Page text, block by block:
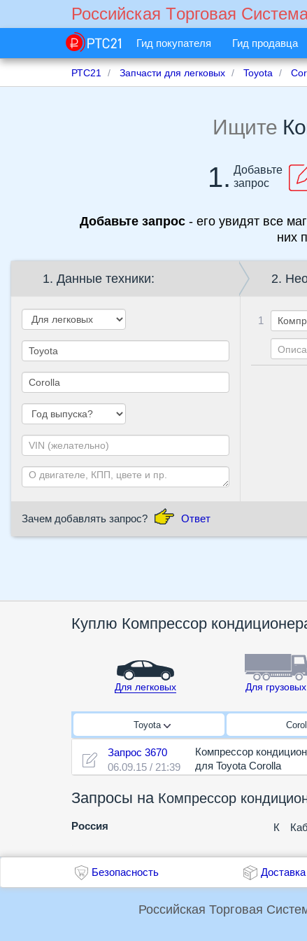
Российская Tорговая
Гид покупателя Гид продавца
РТС21 Запчасти для легковых Toyota
Ищите
1. Добавьте
запрос
Добавьте запрос- его увидят все
них
1. Данные техники: 2.
1
Зачем добавлять запрос? Ответ
Куплю Компрессор
Для легковых Для грузовых
Toyota
Запрос 3670
06.09.15 / 21:39
Компрессор
для Toyota Corolla
Запросы на Компрессор
Россия К
Безопасность Доставка